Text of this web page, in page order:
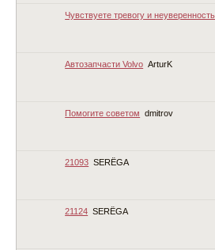
Чувствуете тревогу и
Автозапчасти Volvo ArturK
Помогите советом dmitrov
21093 SERЁGA
21124 SERЁGA